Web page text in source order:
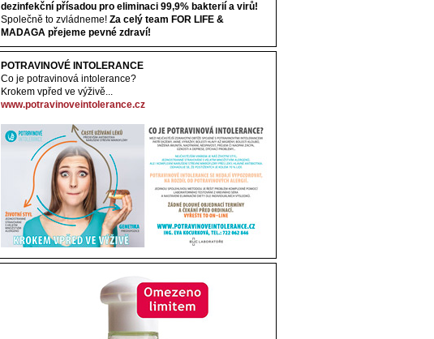
dezinfekční přísadou pro eliminaci 99,9% bakterií a virů!
Společně to zvládneme! Za celý team FOR LIFE &
MADAGA přejeme pevné zdraví!
POTRAVINOVÉ INTOLERANCE
Co je potravinová intolerance?
Krokem vpřed ve výživě...
www.potravinoveintolerance.cz